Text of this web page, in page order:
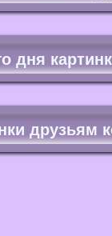
дня
друзьям